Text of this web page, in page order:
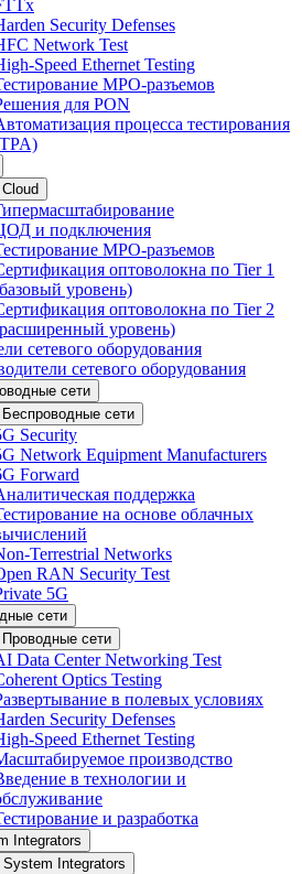
Security Defenses
Network Test
Speed Ethernet Testing
МРО-разъемов
для PON
процесса тестирования
Cloud
и подключения
МРО-разъемов
оптоволокна по Tier 1
уровень)
оптоволокна по Tier 2
уровень)
сетевого оборудования
сетевого оборудования
сети
Беспроводные сети
Security
Network Equipment Manufacturers
Forward
поддержка
на основе облачных
Terrestrial Networks
RAN Security Test
5G
сети
Проводные сети
Data Center Networking Test
Optics Testing
в полевых условиях
Security Defenses
Speed Ethernet Testing
производство
в технологии и
и разработка
Integrators
System Integrators